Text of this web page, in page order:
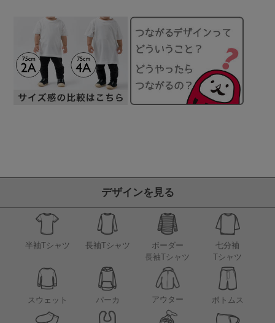
デザインを見る
半袖Tシャツ 長袖Tシャツ
ボーダー
長袖Tシャツ
七分袖
Tシャツ
スウェット パーカ アウター ボトムス